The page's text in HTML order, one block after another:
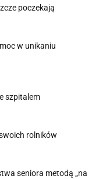
poczekają
w unikaniu
szpitalem
rolników
seniora metodą „na